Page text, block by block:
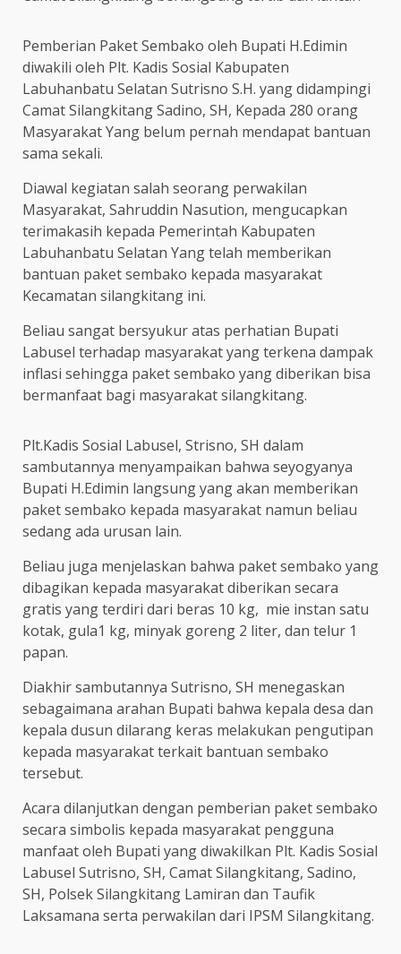
Pemberian Paket Sembako oleh Bupati H.Edimin
diwakili oleh Plt. Kadis Sosial Kabupaten
Labuhanbatu Selatan Sutrisno S.H. yang didampingi
Camat Silangkitang Sadino, SH, Kepada 280 orang
Masyarakat Yang belum pernah mendapat bantuan
sama sekali.
Diawal kegiatan salah seorang perwakilan
Masyarakat, Sahruddin Nasution, mengucapkan
terimakasih kepada Pemerintah Kabupaten
Labuhanbatu Selatan Yang telah memberikan
bantuan paket sembako kepada masyarakat
Kecamatan silangkitang ini.
Beliau sangat bersyukur atas perhatian Bupati
Labusel terhadap masyarakat yang terkena dampak
inflasi sehingga paket sembako yang diberikan bisa
bermanfaat bagi masyarakat silangkitang.
Plt.Kadis Sosial Labusel, Strisno, SH dalam
sambutannya menyampaikan bahwa seyogyanya
Bupati H.Edimin langsung yang akan memberikan
paket sembako kepada masyarakat namun beliau
sedang ada urusan lain.
Beliau juga menjelaskan bahwa paket sembako yang
dibagikan kepada masyarakat diberikan secara
gratis yang terdiri dari beras 10 kg, mie instan satu
kotak, gula1 kg, minyak goreng 2 liter, dan telur 1
papan.
Diakhir sambutannya Sutrisno, SH menegaskan
sebagaimana arahan Bupati bahwa kepala desa dan
kepala dusun dilarang keras melakukan pengutipan
kepada masyarakat terkait bantuan sembako
tersebut.
Acara dilanjutkan dengan pemberian paket sembako
secara simbolis kepada masyarakat pengguna
manfaat oleh Bupati yang diwakilkan Plt. Kadis Sosial
Labusel Sutrisno, SH, Camat Silangkitang, Sadino,
SH, Polsek Silangkitang Lamiran dan Taufik
Laksamana serta perwakilan dari IPSM Silangkitang.